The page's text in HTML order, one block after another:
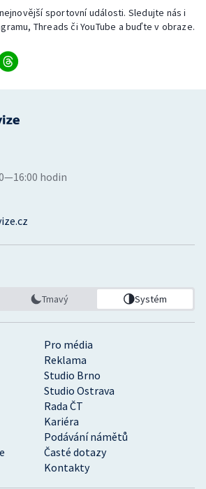
sportovní události. Sledujte nás i
Threads či YouTube a buďte v obraze.
Pro média
Reklama
Studio Brno
Studio Ostrava
Rada ČT
Kariéra
Podávání námětů
Časté dotazy
Kontakty
hodin
Tmavý Systém